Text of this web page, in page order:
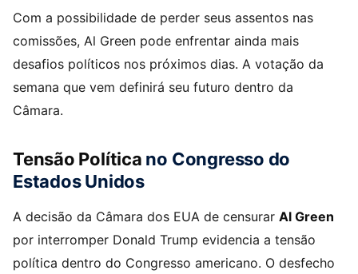
Com a possibilidade de perder seus assentos nas
comissões, Al Green pode enfrentar ainda mais
desafios políticos nos próximos dias. A votação da
semana que vem definirá seu futuro dentro da
Câmara.
Tensão Política no Congresso do
Estados Unidos
A decisão da Câmara dos EUA de censurar Al Green
por interromper Donald Trump evidencia a tensão
política dentro do Congresso americano. O desfecho